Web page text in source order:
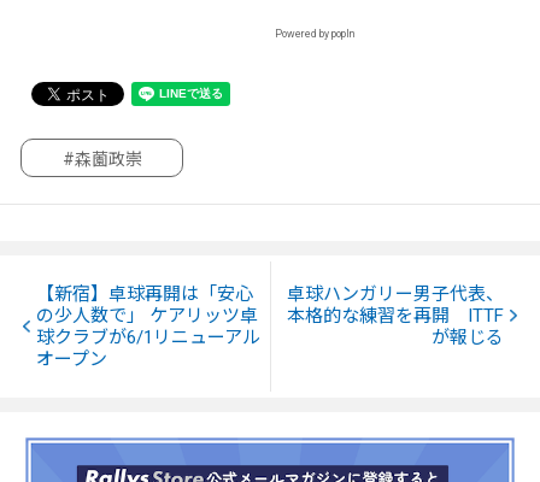
Powered by popIn
#森薗政崇
【新宿】卓球再開は「安心
の少人数で」 ケアリッツ卓
球クラブが6/1リニューアル
オープン
卓球ハンガリー男子代表、
本格的な練習を再開 ITTF
が報じる